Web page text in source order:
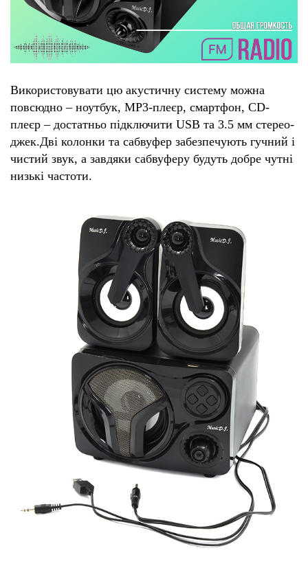
Використовувати цю акустичну систему можна
повсюдно – ноутбук, MP3-плеєр, смартфон, CD-
плеєр – достатньо підключити USB та 3.5 мм стерео-
джек.Дві колонки та сабвуфер забезпечують гучний і
чистий звук, а завдяки сабвуферу будуть добре чутні
низькі частоти.